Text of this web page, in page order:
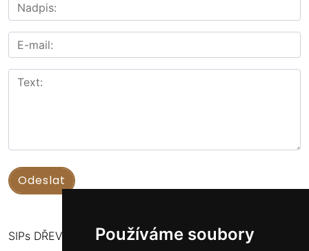
Používáme soubory
SIPs DŘEVOSTAVBY